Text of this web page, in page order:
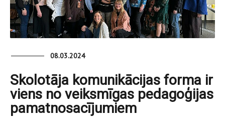
08.03.2024
Skolotāja komunikācijas forma ir
viens no veiksmīgas pedagoģijas
pamatnosacījumiem